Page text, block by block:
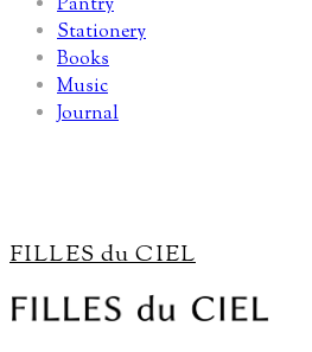
Stationery
Books
Music
Journal
FILLES du CIEL